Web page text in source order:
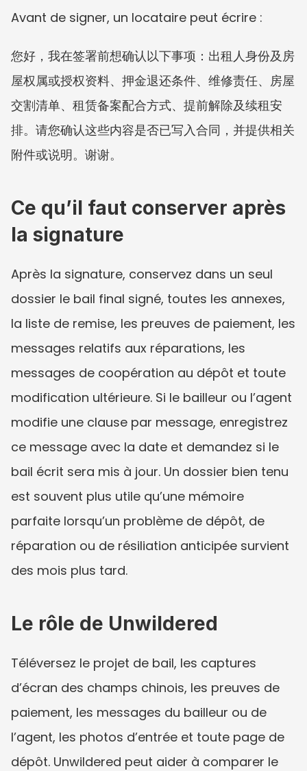
Avant de signer, un locataire peut écrire :
您好，我在签署前想确认以下事项：出租人身份及房
屋权属或授权资料、押金退还条件、维修责任、房屋
交割清单、租赁备案配合方式、提前解除及续租安
排。请您确认这些内容是否已写入合同，并提供相关
附件或说明。谢谢。
Ce qu’il faut conserver après
la signature
Après la signature, conservez dans un seul
dossier le bail final signé, toutes les annexes,
la liste de remise, les preuves de paiement, les
messages relatifs aux réparations, les
messages de coopération au dépôt et toute
modification ultérieure. Si le bailleur ou l’agent
modifie une clause par message, enregistrez
ce message avec la date et demandez si le
bail écrit sera mis à jour. Un dossier bien tenu
est souvent plus utile qu’une mémoire
parfaite lorsqu’un problème de dépôt, de
réparation ou de résiliation anticipée survient
des mois plus tard.
Le rôle de Unwildered
Téléversez le projet de bail, les captures
d’écran des champs chinois, les preuves de
paiement, les messages du bailleur ou de
l’agent, les photos d’entrée et toute page de
dépôt. Unwildered peut aider à comparer le